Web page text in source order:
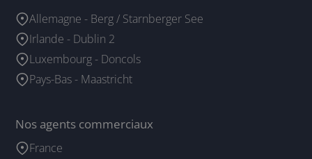
Allemagne - Berg / Starnberger See
Irlande - Dublin 2
Luxembourg - Doncols
Pays-Bas - Maastricht
Nos agents commerciaux
France